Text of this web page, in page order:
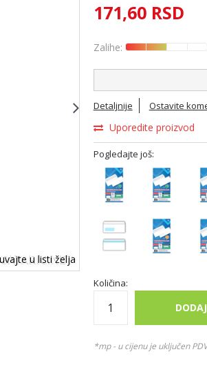
u listi želja
171,60 RSD
Zalihe:
Detaljnije Ostavite
Uporedite proizvod
Pogledajte još:
Količina:
*mp - u cijenu je uključen PDV